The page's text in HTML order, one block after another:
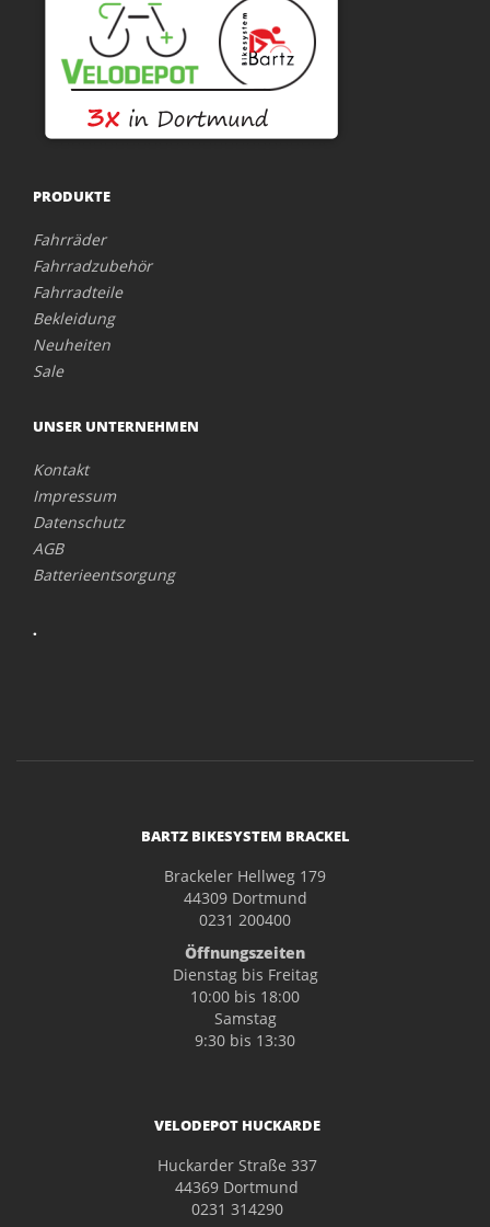
PRODUKTE
Fahrräder
Fahrradzubehör
Fahrradteile
Bekleidung
Neuheiten
Sale
UNSER UNTERNEHMEN
Kontakt
Impressum
Datenschutz
AGB
Batterieentsorgung
.
BARTZ BIKESYSTEM BRACKEL
Brackeler Hellweg 179
44309 Dortmund
0231 200400
Öffnungszeiten
Dienstag bis Freitag
10:00 bis 18:00
Samstag
9:30 bis 13:30
VELODEPOT HUCKARDE
Huckarder Straße 337
44369 Dortmund
0231 314290